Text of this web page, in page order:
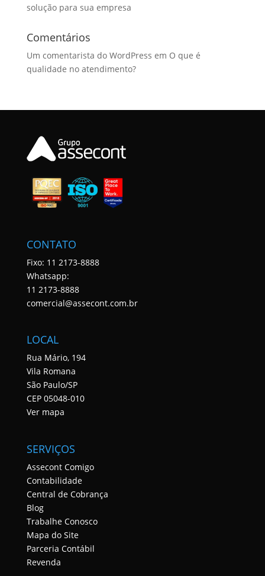
solução para sua empresa
Comentários
Um comentarista do WordPress em O que é
qualidade no atendimento?
CONTATO
Fixo: 11 2173-8888
Whatsapp:
11 2173-8888
comercial@assecont.com.br
LOCAL
Rua Mário, 194
Vila Romana
São Paulo/SP
CEP 05048-010
Ver mapa
SERVIÇOS
Assecont Comigo
Contabilidade
Central de Cobrança
Blog
Trabalhe Conosco
Mapa do Site
Parceria Contábil
Revenda